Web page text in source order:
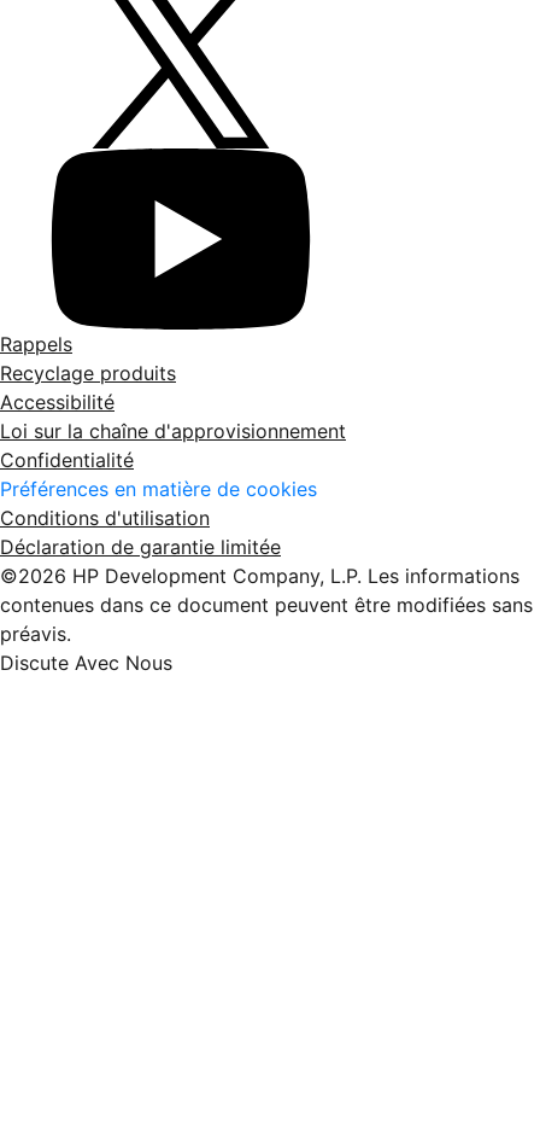
Rappels
Recyclage produits
Accessibilité
Loi sur la chaîne d'approvisionnement
Confidentialité
Préférences en matière de cookies
Conditions d'utilisation
Déclaration de garantie limitée
©2026 HP Development Company, L.P. Les informations
contenues dans ce document peuvent être modifiées sans
préavis.
Discute Avec Nous